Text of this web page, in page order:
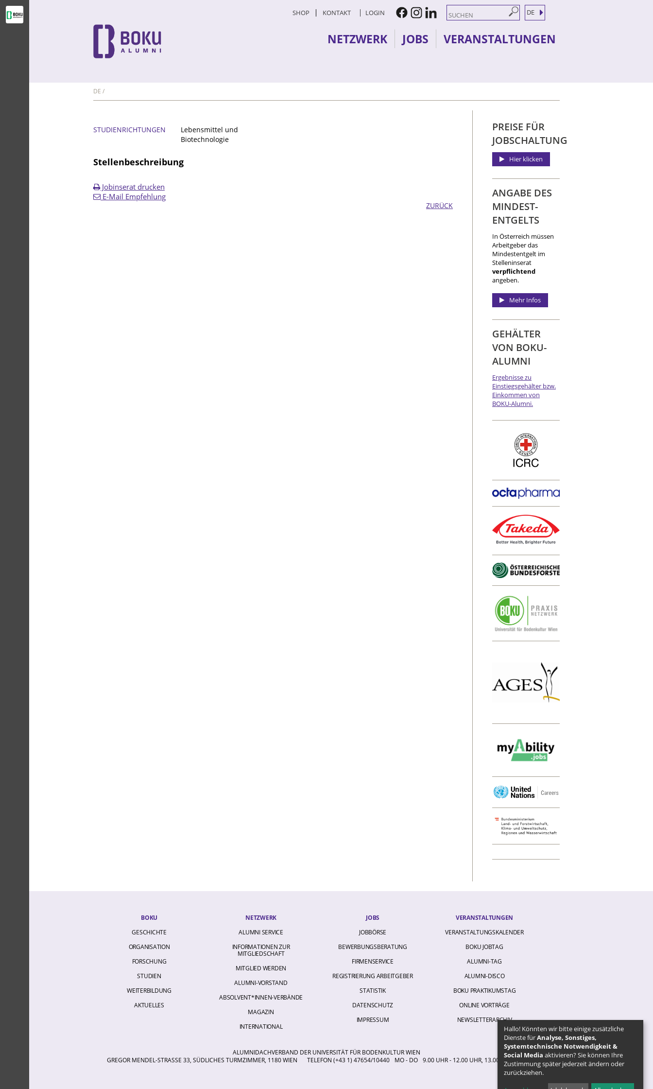
SHOP KONTAKT LOGIN DE
NETZWERK JOBS VERANSTALTUNGEN
DE
STUDIENRICHTUNGEN
Lebensmittel und
Biotechnologie
Stellenbeschreibung
Jobinserat drucken
E-Mail Empfehlung
ZURÜCK
PREISE FÜR
JOBSCHALTUNG
Hier klicken
ANGABE DES
MINDEST­
ENTGELTS
In Österreich müssen
Arbeitgeber das
Mindestentgelt im
Stelleninserat
verpflichtend
angeben.
Mehr Infos
GEHÄLTER
VON BOKU-
ALUMNI
Ergebnisse zu
Einstiegsgehälter bzw.
Einkommen von
BOKU-Alumni.
BOKU
GESCHICHTE
ORGANISATION
FORSCHUNG
STUDIEN
WEITERBILDUNG
AKTUELLES
NETZWERK
ALUMNI SERVICE
INFORMATIONEN ZUR
MITGLIEDSCHAFT
MITGLIED WERDEN
ALUMNI-VORSTAND
ABSOLVENT*INNEN-VERBÄNDE
MAGAZIN
INTERNATIONAL
JOBS
JOBBÖRSE
BEWERBUNGSBERATUNG
FIRMENSERVICE
REGISTRIERUNG ARBEITGEBER
STATISTIK
DATENSCHUTZ
IMPRESSUM
VERANSTALTUNGEN
VERANSTALTUNGSKALENDER
BOKU JOBTAG
ALUMNI-TAG
ALUMNI-DISCO
BOKU PRAKTIKUMSTAG
ONLINE VORTRÄGE
NEWSLETTERARCHIV
ALUMNIDACHVERBAND DER UNIVERSITÄT FÜR BODENKULTUR WIEN
GREGOR MENDEL-STRASSE 33, SÜDLICHES TURMZIMMER, 1180 WIEN
TELEFON (+43 1) 47654/10440 MO - DO 9.00 UHR - 12.00 UHR, 13.00 UHR - 16.00 UHR
Hallo! Könnten wir bitte einige zusätzliche
Dienste fürAnalyse, Sonstiges,
Systemtechnische Notwendigkeit &
Social Media aktivieren? Sie können Ihre
Zustimmung später jederzeit ändern oder
zurückziehen.